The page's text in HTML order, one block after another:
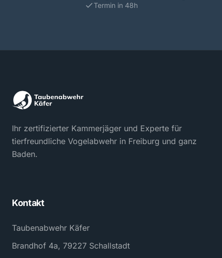
Termin in 48h
Ihr zertifizierter Kammerjäger und Experte für
tierfreundliche Vogelabwehr in Freiburg und ganz
Baden.
Kontakt
Taubenabwehr Käfer
Brandhof 4a, 79227 Schallstadt